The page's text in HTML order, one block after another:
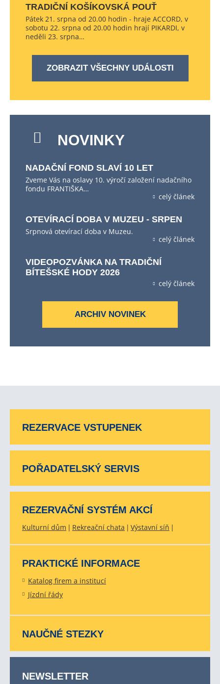
TRADIČNÍ KOŠÍKOVSKÁ POUŤ
Pátek 21. srpna od 20.00 hodin - hraje ACCORD, v
sobotu 22. srpna od 20.00 hodin hrají PIKARDI, v
neděli 23. srpna…
ZOBRAZIT VŠECHNY UDÁLOSTI
NOVINKY
NADAČNÍ FOND SLAVÍ 10 LET
Zveme Vás na oslavy 10. výročí založení nadačního
fondu FRANTIŠKA…
celý článek
OTEVÍRACÍ DOBA V MUZEU - SRPEN
Srpnová otevírací doba v Muzeu.
celý článek
VIDEOPOZVÁNKA NA TRADIČNÍ
BÍTEŠSKÉ HODY 2026
celý článek
ARCHIV NOVINEK
REZERVACE VSTUPENEK
POŘADATELSKÝ SERVIS
REZERVAČNÍ SYSTÉM AKCÍ
Kulturní dům Rekreační chata Výstavní síň
PRAKTICKÉ INFORMACE
Katalog firem a institucí
Jízdní řády
NAUČNÉ STEZKY
NEWSLETTER